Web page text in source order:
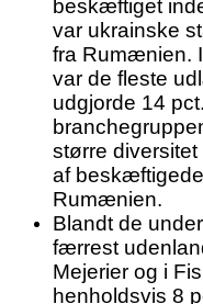
beskæftiget
var ukrainske
fra Rumænien.
var de fleste
udgjorde 14
større
af
Rumænien.
Blandt de
færrest
Mejerier og i
henholdsvis 8